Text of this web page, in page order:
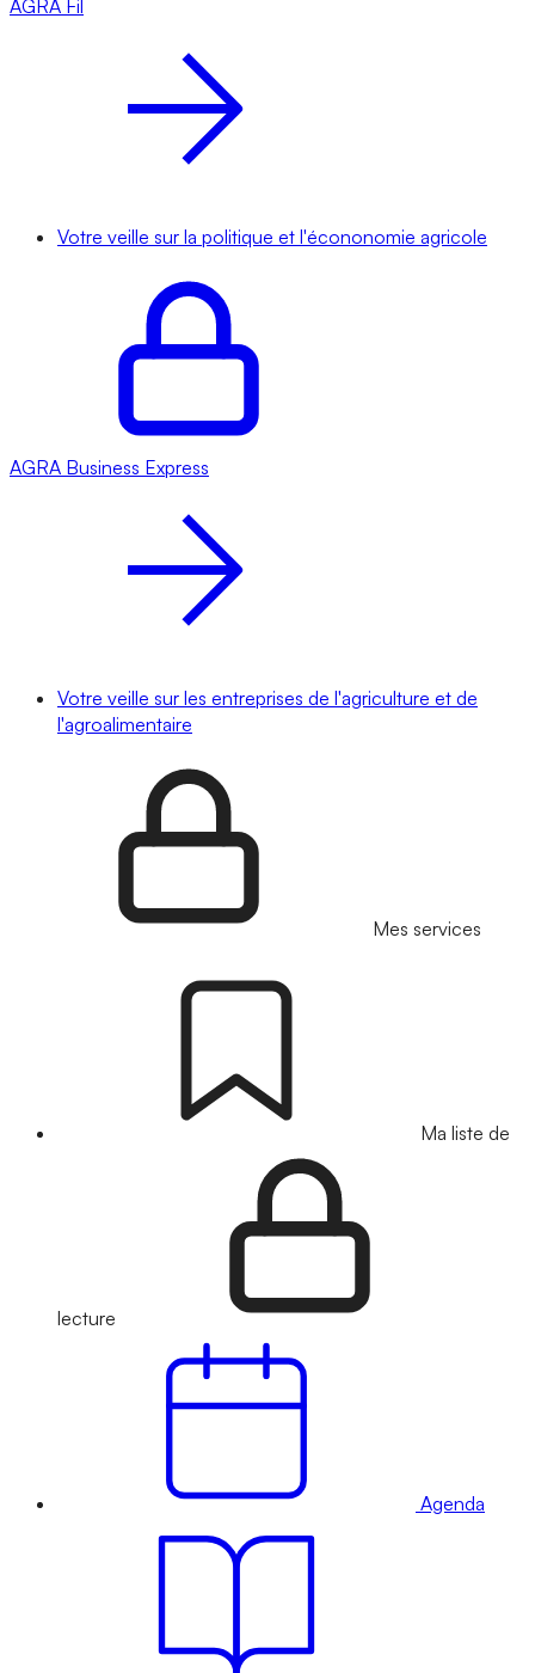
AGRA Fil
Votre veille sur la politique et l'écononomie agricole
AGRA Business Express
Votre veille sur les entreprises de l'agriculture et de
l'agroalimentaire
Mes services
Ma liste de
lecture
Agenda